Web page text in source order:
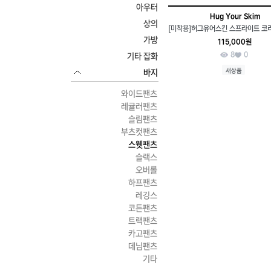
아우터
상의
가방
기타 잡화
바지
와이드팬츠
레귤러팬츠
슬림팬츠
부츠컷팬츠
스웻팬츠
슬랙스
오버롤
하프팬츠
레깅스
코튼팬츠
트랙팬츠
카고팬츠
데님팬츠
기타
Hug Your Skim
115,000원
8
0
새상품